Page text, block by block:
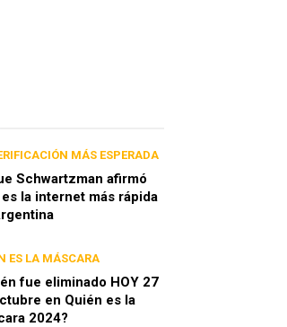
MÁS ESPERADA
Schwartzman afirmó
la internet más rápida
ES LA MÁSCARA
fue eliminado HOY 27
en Quién es la
2024?